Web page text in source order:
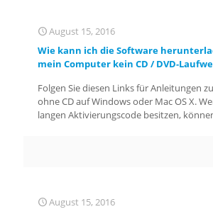
August 15, 2016
Wie kann ich die Software
mein Computer kein CD / DVD-
Folgen Sie diesen Links für Anleitungen
ohne CD auf Windows oder Mac OS X.
langen Aktivierungscode besitzen,
August 15, 2016